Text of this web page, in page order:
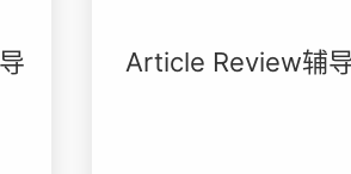
Article Review辅